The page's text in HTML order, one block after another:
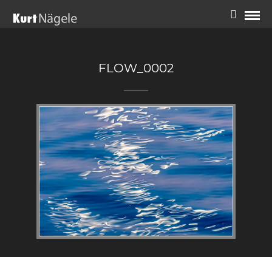
FLOW_0002